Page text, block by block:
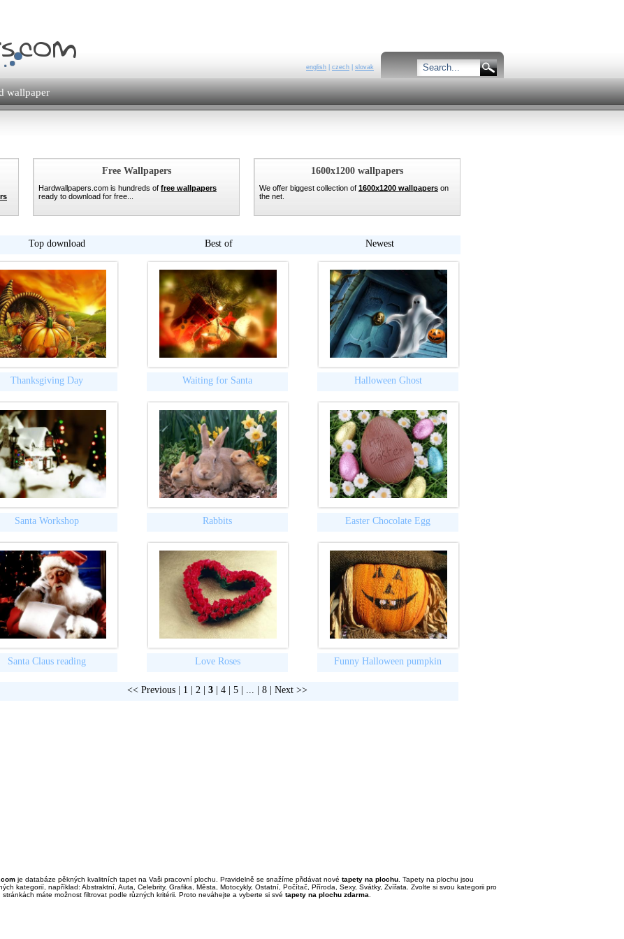
english czech slovak
wallpaper
Free Wallpapers
Hardwallpapers.com is hundreds of free wallpapers
ready to download for free...
1600x1200 wallpapers
We offer biggest collection of 1600x1200 wallpapers on
the net.
Top download Best of Newest
Thanksgiving Day Waiting for Santa Halloween Ghost
Santa Workshop Rabbits Easter Chocolate Egg
Santa Claus reading Love Roses Funny Halloween pumpkin
<< Previous 1 2 3 4 5 | ... | 8 Next >>
je databáze pěkných kvalitních tapet na Vaši pracovní plochu. Pravidelně se snažíme přidávat nové tapety na plochu . Tapety na plochu jsou
kategorií, například: Abstraktní, Auta, Celebrity, Grafika, Města, Motocykly, Ostatní, Počítač, Příroda, Sexy, Svátky, Zvířata. Zvolte si svou kategorii pro
stránkách máte možnost filtrovat podle různých kritérii. Proto neváhejte a vyberte si své tapety na plochu zdarma